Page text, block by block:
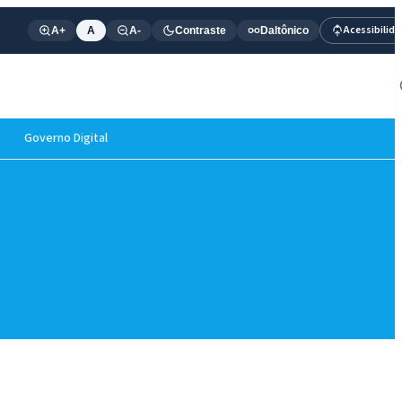
A+ A A- Contraste Daltônico
Governo Digital